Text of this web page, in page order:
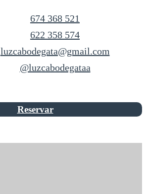
674 368 521
622 358 574
luzcabodegata@gmail.com
@luzcabodegataa
Reservar